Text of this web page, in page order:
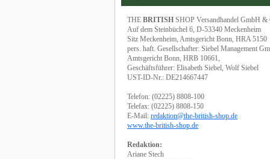
THE BRITISH SHOP Versandhandel GmbH
Auf dem Steinbüchel 6, D-53340 Meckenheim
Sitz Meckenheim, Amtsgericht Bonn, HRA 5150
pers. haft. Gesellschafter: Siebel Management
Amtsgericht Bonn, HRB 10661,
Geschäftsführer: Elisabeth Siebel, Wolf Siebel
UST-ID-Nr.: DE214667447
Telefon: (02225) 8808-100
Telefax: (02225) 8808-150
E-Mail: redaktion@the-british-shop.de
www.the-british-shop.de
Redaktion:
Ariane Stech